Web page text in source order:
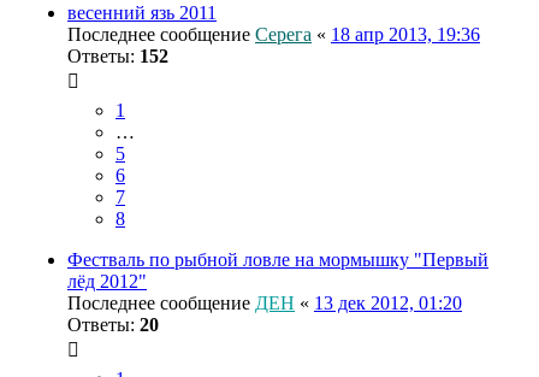
весенний язь 2011
Последнее сообщение Серега « 18 апр 2013, 19:36
Ответы: 152
1
…
5
6
7
8
Фестваль по рыбной ловле на мормышку "Первый
лёд 2012"
Последнее сообщение ДЕН « 13 дек 2012, 01:20
Ответы: 20